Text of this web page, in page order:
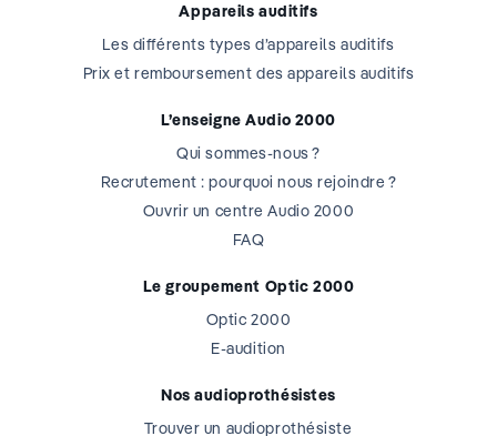
Appareils auditifs
Les différents types d’appareils auditifs
Prix et remboursement des appareils auditifs
L’enseigne Audio 2000
Qui sommes-nous ?
Recrutement : pourquoi nous rejoindre ?
Ouvrir un centre Audio 2000
FAQ
Le groupement Optic 2000
Optic 2000
E-audition
Nos audioprothésistes
Trouver un audioprothésiste